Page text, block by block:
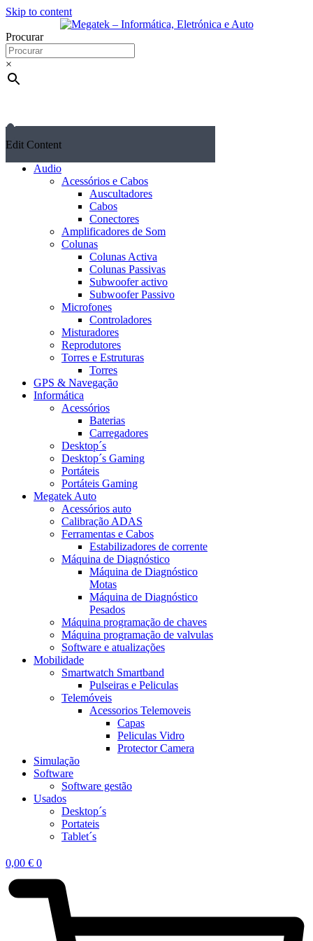
Skip to content
Procurar
×
Edit Content
Audio
Acessórios e Cabos
Auscultadores
Cabos
Conectores
Amplificadores de Som
Colunas
Colunas Activa
Colunas Passivas
Subwoofer activo
Subwoofer Passivo
Microfones
Controladores
Misturadores
Reprodutores
Torres e Estruturas
Torres
GPS & Navegação
Informática
Acessórios
Baterias
Carregadores
Desktop´s
Desktop´s Gaming
Portáteis
Portáteis Gaming
Megatek Auto
Acessórios auto
Calibração ADAS
Ferramentas e Cabos
Estabilizadores de corrente
Máquina de Diagnóstico
Máquina de Diagnóstico
Motas
Máquina de Diagnóstico
Pesados
Máquina programação de chaves
Máquina programação de valvulas
Software e atualizações
Mobilidade
Smartwatch Smartband
Pulseiras e Peliculas
Telemóveis
Acessorios Telemoveis
Capas
Peliculas Vidro
Protector Camera
Simulação
Software
Software gestão
Usados
Desktop´s
Portateis
Tablet´s
0,00 € 0